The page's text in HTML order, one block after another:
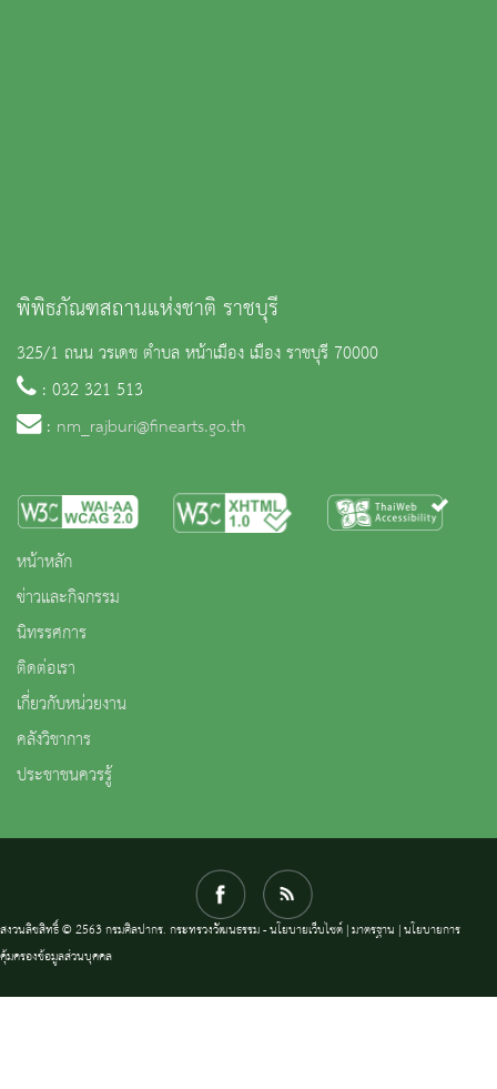
พิพิธภัณฑสถานแห่งชาติ ราชบุรี
325/1 ถนน วรเดช ตำบล หน้าเมือง เมือง ราชบุรี 70000
: 032 321 513
: nm_rajburi@finearts.go.th
หน้าหลัก
ข่าวและกิจกรรม
นิทรรศการ
ติดต่อเรา
เกี่ยวกับหน่วยงาน
คลังวิชาการ
ประชาชนควรรู้
สงวนลิขสิทธิ์ © 2563 กรมศิลปากร. กระทรวงวัฒนธรรม -นโยบายเว็บไซต์|มาตรฐาน |นโยบายการ
คุ้มครองข้อมูลส่วนบุคคล